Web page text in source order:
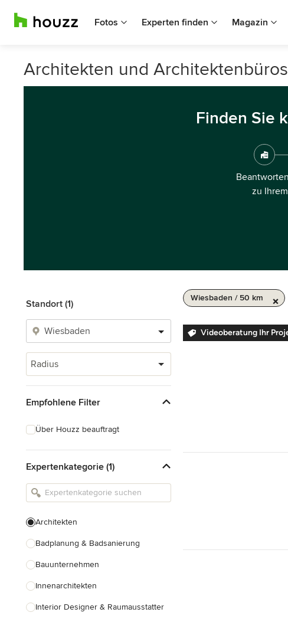
Fotos Experten finden Magazin
Architekten und
Finden Sie
zu
Standort (1)
Radius
Empfohlene Filter
Über Houzz beauftragt
Expertenkategorie (1)
Architekten
Badplanung & Badsanierung
Bauunternehmen
Innenarchitekten
Interior Designer & Raumausstatter
Wiesbaden / 50 km
Videoberatung Ihr